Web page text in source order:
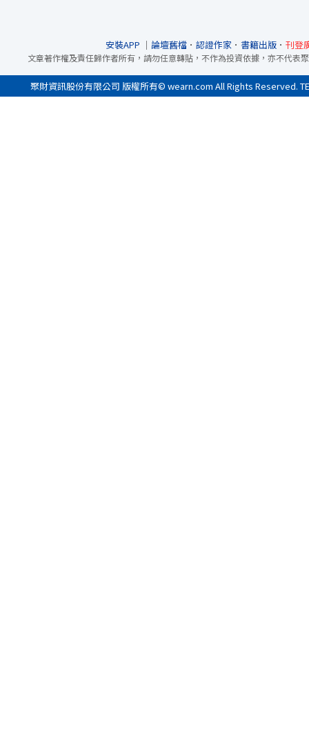
安裝APP ｜ 論壇舊檔． 認證作家． 書籍出版． 刊登
文章著作權及責任歸作者所有，請勿任意轉貼，不作為投資依據，亦不代
聚財資訊股份有限公司 版權所有© wearn.com All Rights Reserved.